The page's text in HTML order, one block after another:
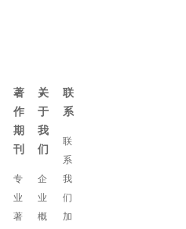
著
作
期
刊
专
业
著
关
于
我
们
企
业
概
联
系
联
系
我
们
加